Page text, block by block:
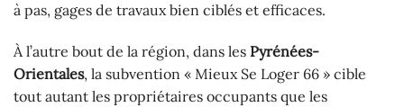
à pas, gages de travaux bien ciblés et efficaces.
À l’autre bout de la région, dans les Pyrénées-
Orientales, la subvention « Mieux Se Loger 66 » cible
tout autant les propriétaires occupants que les